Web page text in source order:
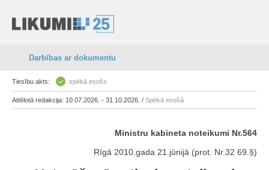
Darbības ar dokumentu
Tiesību akts: spēkā esošs
Attēlotā redakcija: 10.07.2026. - 31.10.2026. / Spēkā esošā
Ministru kabineta noteikumi Nr.564
Rīgā 2010.gada 21.jūnijā (prot. Nr.32 69.§)